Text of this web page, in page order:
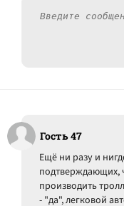
Гость 47
Ещё ни разу и
подтверждающих,
производить
- "да", легковой